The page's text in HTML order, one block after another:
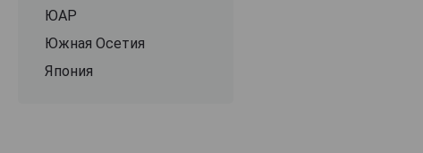
Schmelzers
Schneider
Stadlmann
ЮАР
Южная Осетия
Япония